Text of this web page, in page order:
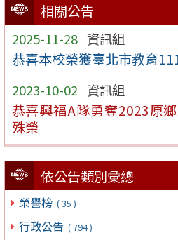
相關公告
2025-11-28 資訊組
恭喜本校榮獲臺北市教育
2023-10-02 資訊組
恭喜興福A隊勇奪2023原
殊榮
依公告類別彙總
榮譽榜 ( 35 )
行政公告 ( 794 )